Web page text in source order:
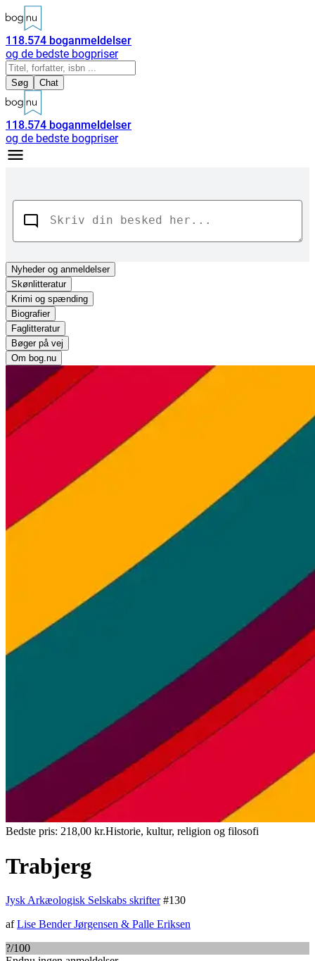
118.574 boganmeldelser
og de bedste bogpriser
Søg Chat
118.574 boganmeldelser
og de bedste bogpriser
Nyhederog anmeldelser
Skønlitteratur
Krimi og spænding
Biografier
Faglitteratur
Bøger på vej
Om bog.nu
Bedste pris: 218,00 kr.Historie, kultur, religion og filosofi
Trabjerg
Jysk Arkæologisk Selskabs skrifter #130
afLise Bender Jørgensen & Palle Eriksen
?/100